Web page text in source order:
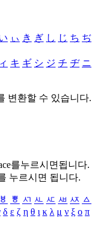
ぃ き ぎ し じ ち ぢ
ィ キ ギ シ ジ チ ヂ ニ
변환할 수 있습니다.
를누르시면됩니다.
누르시면 됩니다.
ㅸ ㅹ ㅺ ㅻ ㅼ ㅽ ㅾ ㅿ
δ ε ζ η θ ι κ λ μ ν ξ ο π